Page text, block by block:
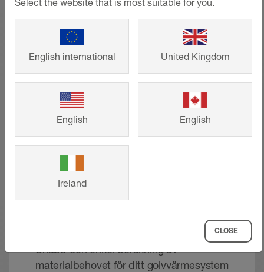
Värmekretskalkylator
BEKOTEC-THERM
Snabb och enkel beräkning av
materialbehovet för ditt golvvärmesystem
Select the website that is most suitable for you.
English international United Kingdom
English English
Ireland
CLOSE